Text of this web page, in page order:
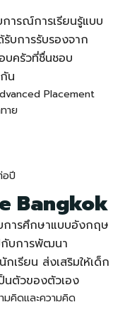
ารณ์การเรียนรู้แบบ
บการรับรองจาก
บครัวที่ชื่นชอบ
น
Placement
าย
อปี
Bangkok
การศึกษาแบบอังกฤษ
กับการพัฒนา
เรียน ส่งเสริมให้เด็ก
นตัวของตัวเอง
มคิดและความคิด